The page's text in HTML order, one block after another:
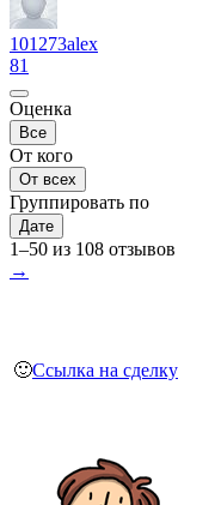
101273alex
81
Оценка
Все
От кого
От всех
Группировать по
Дате
1–50 из 108 отзывов
→
🙂Ссылка на сделку